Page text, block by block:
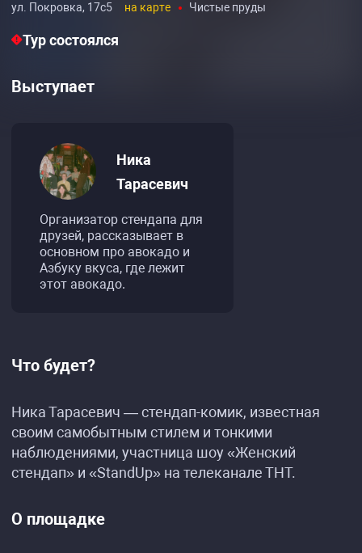
ул. Покровка, 17с5 на карте Чистые пруды
Тур состоялся
Выступает
Ника
Тарасевич
Организатор стендапа для
друзей, рассказывает в
основном про авокадо и
Азбуку вкуса, где лежит
этот авокадо.
Что будет?
Ника Тарасевич — стендап-комик, известная
своим самобытным стилем и тонкими
наблюдениями, участница шоу «Женский
стендап» и «StandUp» на телеканале ТНТ.
О площадке